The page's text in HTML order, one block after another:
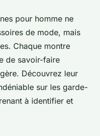
pour homme ne
de mode, mais
Chaque montre
de savoir-faire
Découvrez leur
sur les garde-
à identifier et